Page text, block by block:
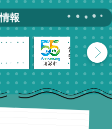
報
清瀬市
55周年記念